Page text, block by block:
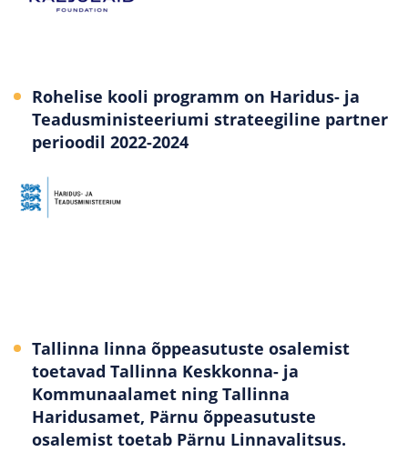
Rohelise kooli programm on Haridus- ja
Teadusministeeriumi strateegiline partner
perioodil 2022-2024
Tallinna linna õppeasutuste osalemist
toetavad Tallinna Keskkonna- ja
Kommunaalamet ning Tallinna
Haridusamet, Pärnu õppeasutuste
osalemist toetab Pärnu Linnavalitsus.